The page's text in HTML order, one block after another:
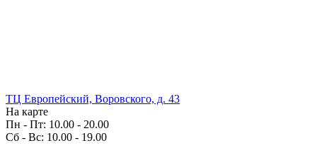
ТЦ Европейский, Воровского, д. 43
На карте
Пн - Пт: 10.00 - 20.00
Сб - Вс: 10.00 - 19.00